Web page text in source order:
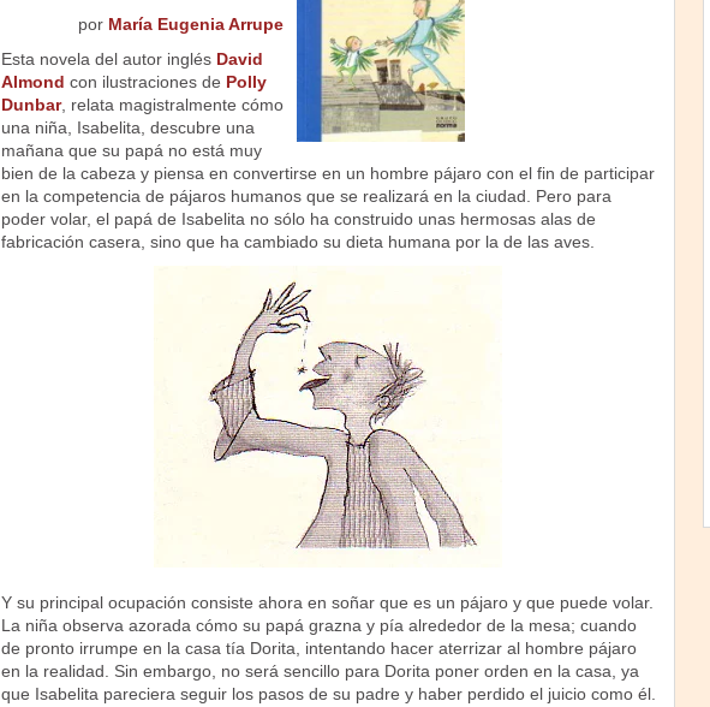
por María Eugenia Arrupe
Esta novela del autor inglés David
Almond con ilustraciones de Polly
Dunbar, relata magistralmente cómo
una niña, Isabelita, descubre una
mañana que su papá no está muy
bien de la cabeza y piensa en convertirse en un hombre pájaro con el fin de participar
en la competencia de pájaros humanos que se realizará en la ciudad. Pero para
poder volar, el papá de Isabelita no sólo ha construido unas hermosas alas de
fabricación casera, sino que ha cambiado su dieta humana por la de las aves.
Y su principal ocupación consiste ahora en soñar que es un pájaro y que puede volar.
La niña observa azorada cómo su papá grazna y pía alrededor de la mesa; cuando
de pronto irrumpe en la casa tía Dorita, intentando hacer aterrizar al hombre pájaro
en la realidad. Sin embargo, no será sencillo para Dorita poner orden en la casa, ya
que Isabelita pareciera seguir los pasos de su padre y haber perdido el juicio como él.